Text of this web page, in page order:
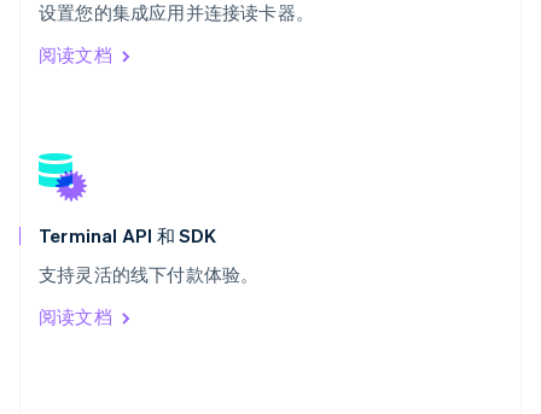
设置您的集成应用并连接读卡器。
阅读文档
Terminal API 和 SDK
支持灵活的线下付款体验。
阅读文档
English
西班牙
English
匈牙利
English
ItalianoEnglish
印度
English